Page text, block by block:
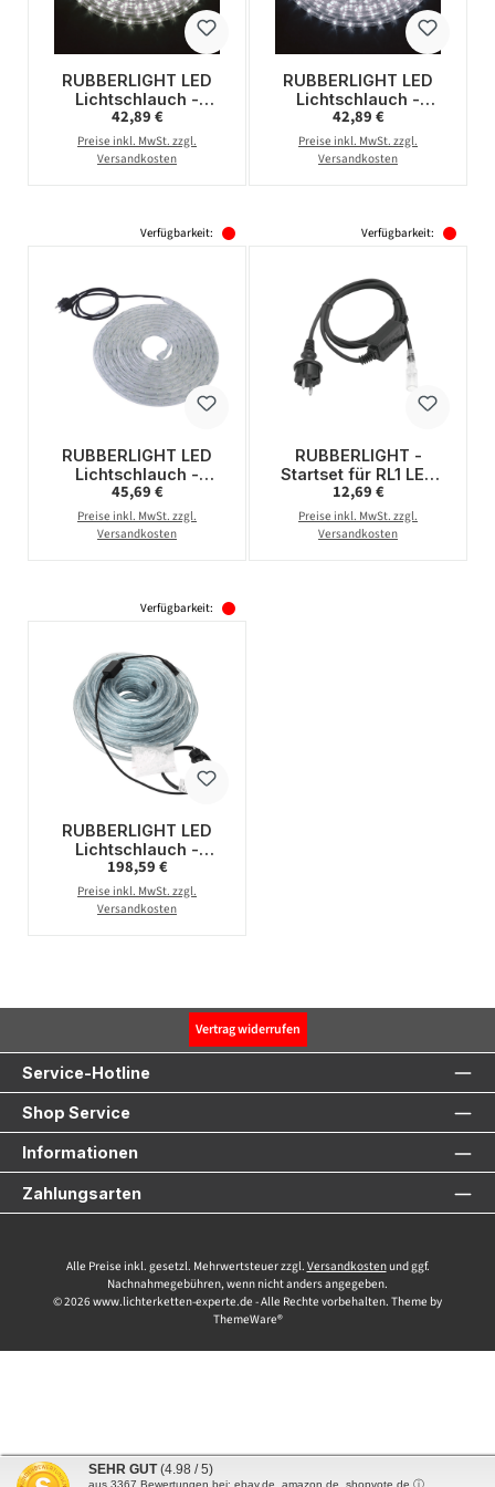
RUBBERLIGHT LED
Lichtschlauch -
Outdoor - RL1 - 324
LED - 9,00m -
anschlussfertig -
Regulärer Preis:
42,89 €
Preise inkl. MwSt. zzgl.
Versandkosten
RUBBERLIGHT LED
Lichtschlauch -
Outdoor - RL1 - 324
LED - 9,00m -
anschlussfertig -
Regulärer Preis:
42,89 €
Preise inkl. MwSt. zzgl.
Versandkosten
Verfügbarkeit:
RUBBERLIGHT LED
Lichtschlauch -
Outdoor - RL1 - 324
LED - 9,00m -
anschlussfertig - gelb
Regulärer Preis:
45,69 €
Preise inkl. MwSt. zzgl.
Versandkosten
Verfügbarkeit:
RUBBERLIGHT -
Startset für RL1 LED
Lichtschläuche -
Netzstecker - Schwarz
Regulärer Preis:
12,69 €
Preise inkl. MwSt. zzgl.
Versandkosten
Verfügbarkeit:
RUBBERLIGHT LED
Lichtschlauch -
Outdoor - RL1 - 1056
LED - 44m -
anschlussfertig - grün
Regulärer Preis:
198,59 €
Preise inkl. MwSt. zzgl.
Versandkosten
Vertrag widerrufen
Service-Hotline
Shop Service
Informationen
Zahlungsarten
Alle Preise inkl. gesetzl. Mehrwertsteuer zzgl. Versandkostenund ggf.
Nachnahmegebühren, wenn nicht anders angegeben.
© 2026 www.lichterketten-experte.de - Alle Rechte vorbehalten. Theme by
ThemeWare®
SEHR GUT (4.98 / 5)
aus 3367 Bewertungen bei: ebay.de, amazon.de, shopvote.de ⓘ